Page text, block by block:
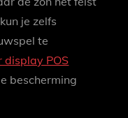
je zelfs
te
display POS
bescherming